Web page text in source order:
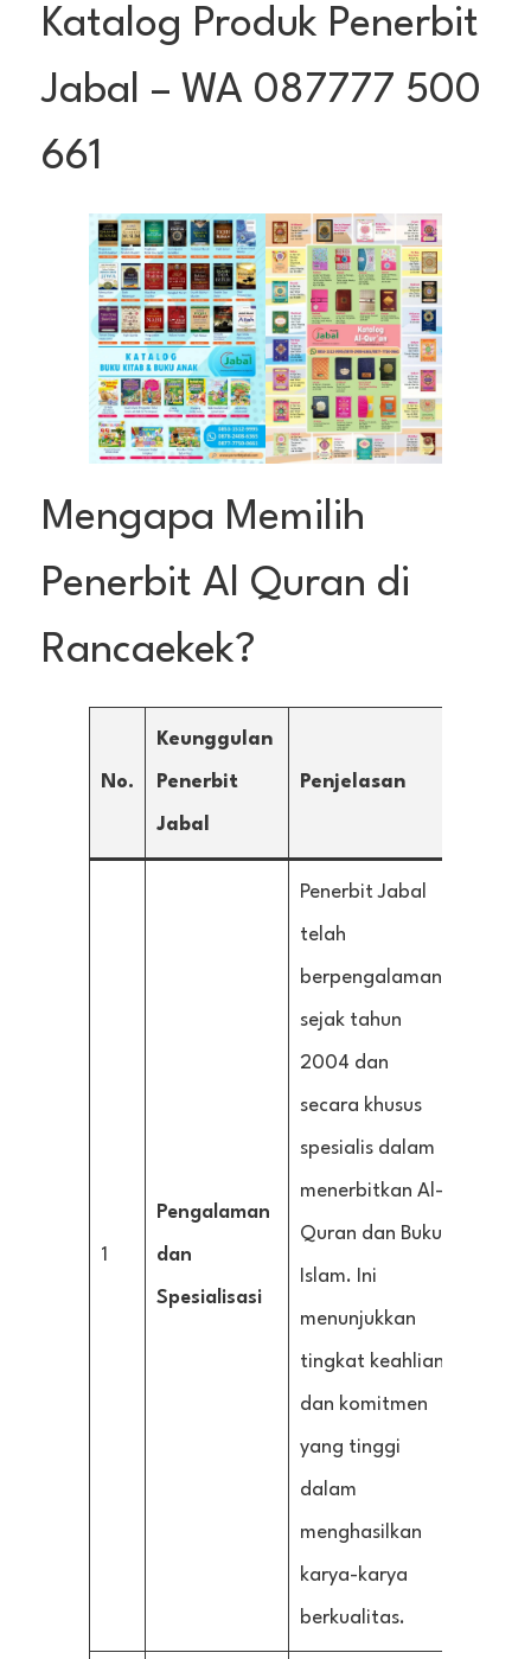
Katalog Produk Penerbit
Jabal – WA 087777 500
661
Mengapa Memilih
Penerbit Al Quran di
Rancaekek?
No.
Keunggulan
Penerbit
Jabal
Penjelasan
1
Pengalaman
dan
Spesialisasi
Penerbit Jabal
telah
berpengalaman
sejak tahun
2004 dan
secara khusus
spesialis dalam
menerbitkan Al-
Quran dan Buku
Islam. Ini
menunjukkan
tingkat keahlian
dan komitmen
yang tinggi
dalam
menghasilkan
karya-karya
berkualitas.